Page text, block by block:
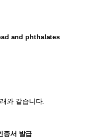
and phthalates
와 같습니다.
증서 발급